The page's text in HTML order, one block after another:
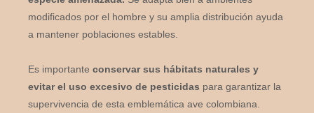
modificados por el hombre y su amplia distribución ayuda
a mantener poblaciones estables.
Es importante conservar sus hábitats naturales y
evitar el uso excesivo de pesticidas para garantizar la
supervivencia de esta emblemática ave colombiana.